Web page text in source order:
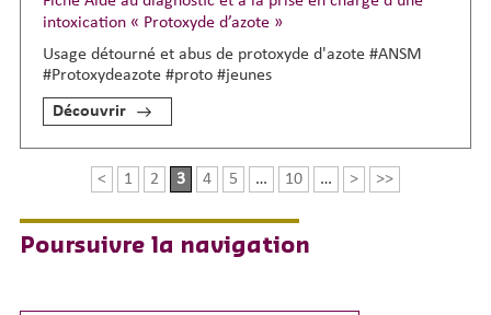
intoxication « Protoxyde d’azote »
Usage détourné et abus de protoxyde d'azote #ANSM
#Protoxydeazote #proto #jeunes
Découvrir
< 1 2 3 4 5 … 10 … > >>
Poursuivre la navigation